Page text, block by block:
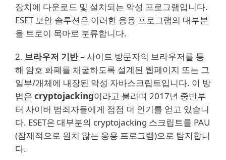
장치에 다운로드 및 설치되는 악성 프로그램입니다.
ESET 보안 솔루션은 이러한 응용 프로그램의 대부분
을 트로이 목마로 분류합니다.
2. 브라우저 기반– 사이트 방문자의 브라우저를 통
해 암호 화폐를 채굴하도록 설계된 웹페이지 또는 그
일부/개체에 내장된 악성 자바스크립트입니다. 이 방
법은 cryptojacking이라고 불리며 2017년 중반부
터 사이버 범죄자들에게 점점 더 인기를 얻고 있습니
다. ESET은 대부분의 cryptojacking 스크립트를 PAU
(잠재적으로 원치 않는 응용 프로그램)으로 탐지합니
다.